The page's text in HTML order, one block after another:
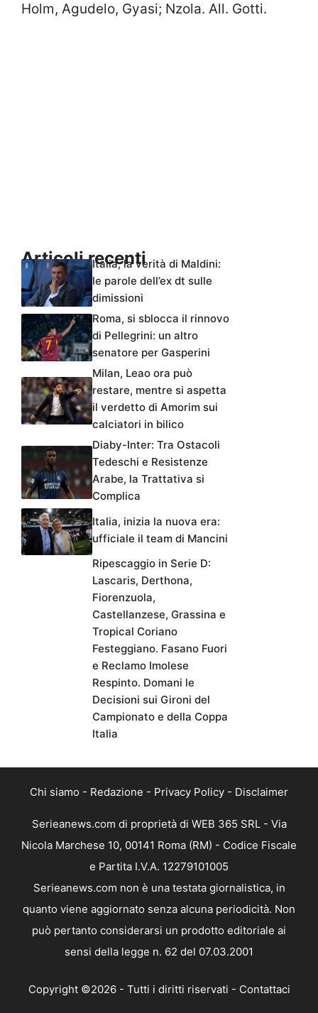
Holm, Agudelo, Gyasi; Nzola. All. Gotti.
Articoli recentiItalia, la verità di Maldini:
le parole dell’ex dt sulle
dimissioni
Roma, si sblocca il rinnovo
di Pellegrini: un altro
senatore per Gasperini
Milan, Leao ora può
restare, mentre si aspetta
il verdetto di Amorim sui
calciatori in bilico
Diaby-Inter: Tra Ostacoli
Tedeschi e Resistenze
Arabe, la Trattativa si
Complica
Italia, inizia la nuova era:
ufficiale il team di Mancini
Ripescaggio in Serie D:
Lascaris, Derthona,
Fiorenzuola,
Castellanzese, Grassina e
Tropical Coriano
Festeggiano. Fasano Fuori
e Reclamo Imolese
Respinto. Domani le
Decisioni sui Gironi del
Campionato e della Coppa
Italia
Chi siamo - Redazione - Privacy Policy - Disclaimer
Serieanews.com di proprietà di WEB 365 SRL - Via
Nicola Marchese 10, 00141 Roma (RM) - Codice Fiscale
e Partita I.V.A. 12279101005
Serieanews.com non è una testata giornalistica, in
quanto viene aggiornato senza alcuna periodicità. Non
può pertanto considerarsi un prodotto editoriale ai
sensi della legge n. 62 del 07.03.2001
Copyright ©2026 - Tutti i diritti riservati - Contattaci